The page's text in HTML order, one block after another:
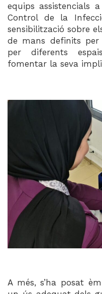
equips assistencials
Control de la
sensibilització sobre
de mans definits per
per diferents
fomentar la seva
A més, s’ha posat